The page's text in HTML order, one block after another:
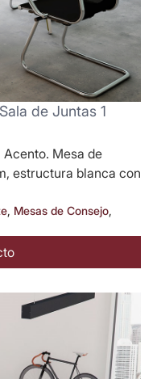
de Juntas 1
Acento. Mesa de
estructura blanca con
, Mesas de Consejo,